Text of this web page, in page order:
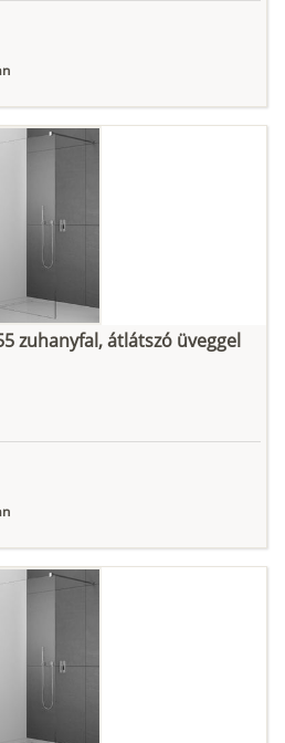
zuhanyfal, átlátszó üveggel